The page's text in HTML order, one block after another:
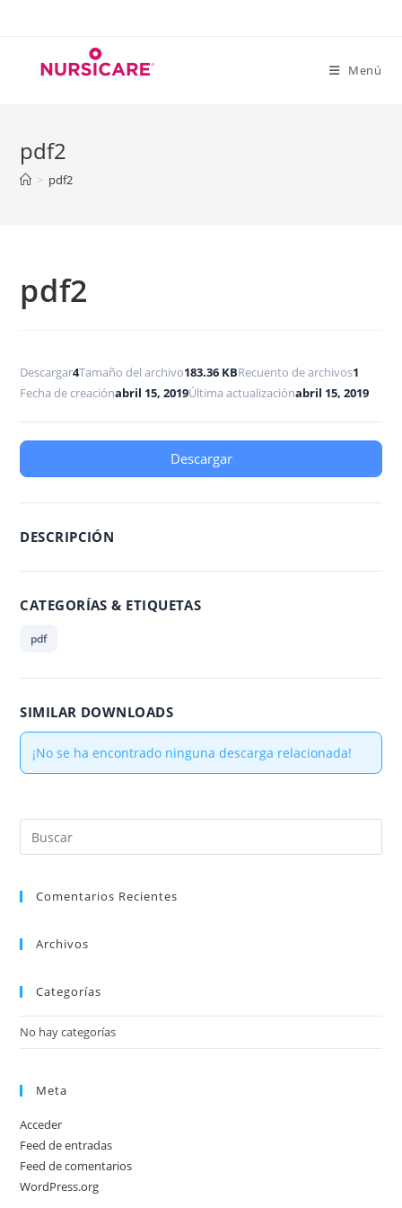
Menú
pdf2
> pdf2
pdf2
Descargar4Tamaño del archivo183.36 KBRecuento de archivos1
Fecha de creaciónabril 15, 2019Última actualizaciónabril 15, 2019
Descargar
DESCRIPCIÓN
CATEGORÍAS & ETIQUETAS
pdf
SIMILAR DOWNLOADS
¡No se ha encontrado ninguna descarga relacionada!
Comentarios Recientes
Archivos
Categorías
No hay categorías
Meta
Acceder
Feed de entradas
Feed de comentarios
WordPress.org